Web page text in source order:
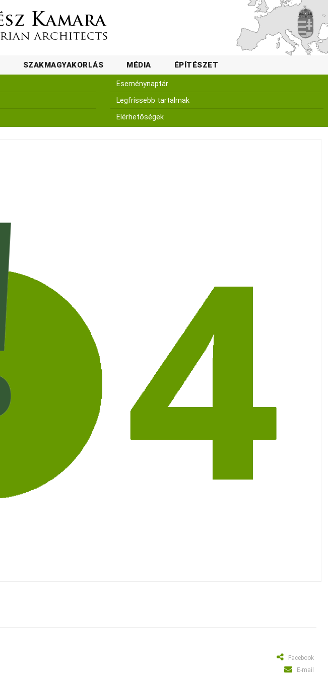
SZAKMAGYAKORLÁS MÉDIA ÉPÍTÉSZET
Eseménynaptár
Legfrissebb tartalmak
Elérhetőségek
Facebook
E-mail